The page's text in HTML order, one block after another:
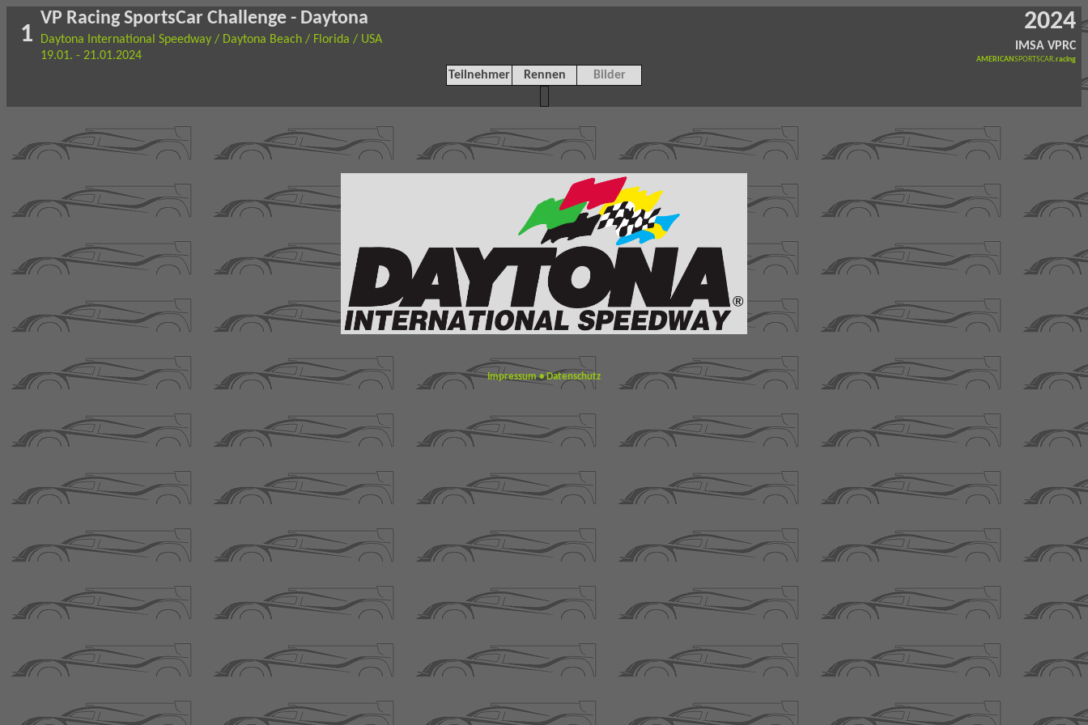
1
VP Racing SportsCar Challenge - Daytona 2024
IMSA VPRC
AMERICANSPORTSCAR.racing
Daytona International Speedway / Daytona Beach / Florida / USA
19.01. - 21.01.2024
Teilnehmer
Rennen Bilder
Impressum •Datenschutz